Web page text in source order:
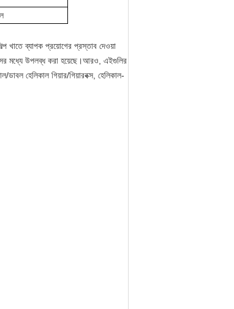
খাতে ব্যাপক প্রয়োগের প্রস্তাব দেওয়া
মধ্যে উপলব্ধ করা হয়েছে।আরও, এইগুলির
হেলিকাল গিয়ার/গিয়ারবক্স, হেলিকাল-